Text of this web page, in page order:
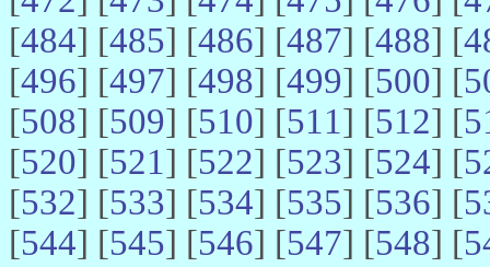
[484] [485] [486] [487] [488] [
[496] [497] [498] [499] [500] [
[508] [509] [510] [511] [512] [
[520] [521] [522] [523] [524] [
[532] [533] [534] [535] [536] [
[544] [545] [546] [547] [548] [